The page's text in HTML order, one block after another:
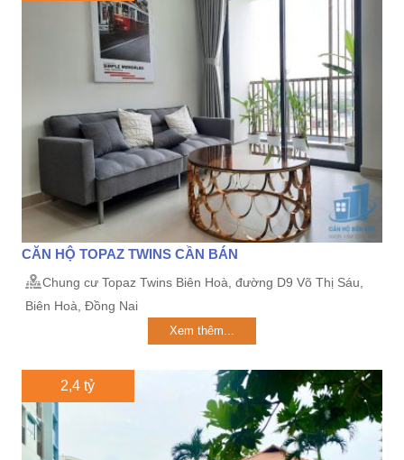
CĂN HỘ TOPAZ TWINS CẦN BÁN
Chung cư Topaz Twins Biên Hoà, đường D9 Võ Thị Sáu,
Biên Hoà, Đồng Nai
Xem thêm...
2,4 tỷ